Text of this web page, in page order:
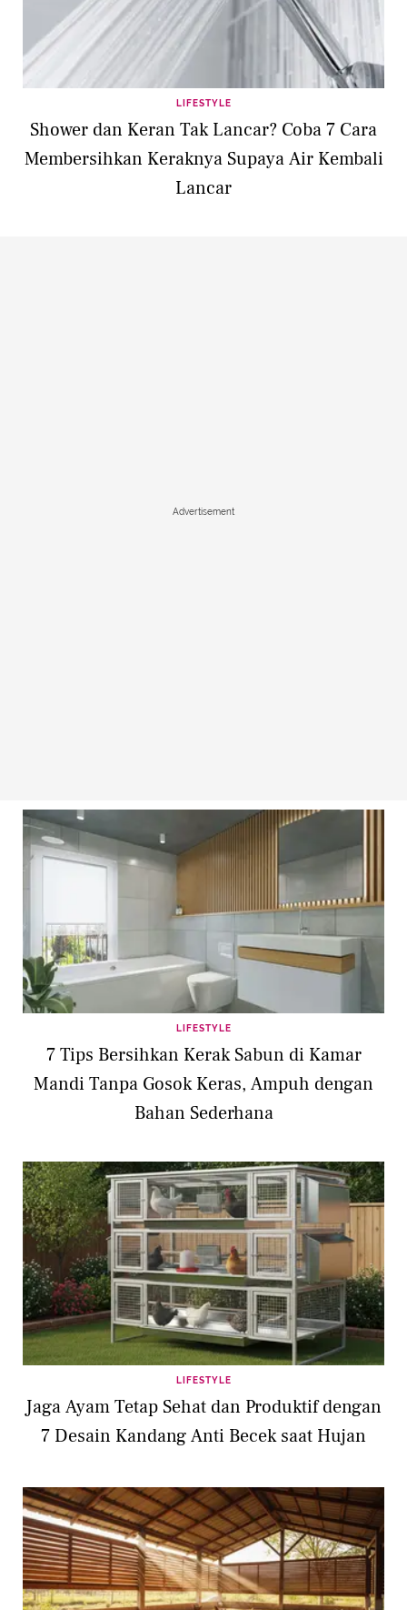
LIFESTYLE
Shower dan Keran Tak Lancar? Coba 7 Cara
Membersihkan Keraknya Supaya Air Kembali
Lancar
Advertisement
LIFESTYLE
7 Tips Bersihkan Kerak Sabun di Kamar
Mandi Tanpa Gosok Keras, Ampuh dengan
Bahan Sederhana
LIFESTYLE
Jaga Ayam Tetap Sehat dan Produktif dengan
7 Desain Kandang Anti Becek saat Hujan